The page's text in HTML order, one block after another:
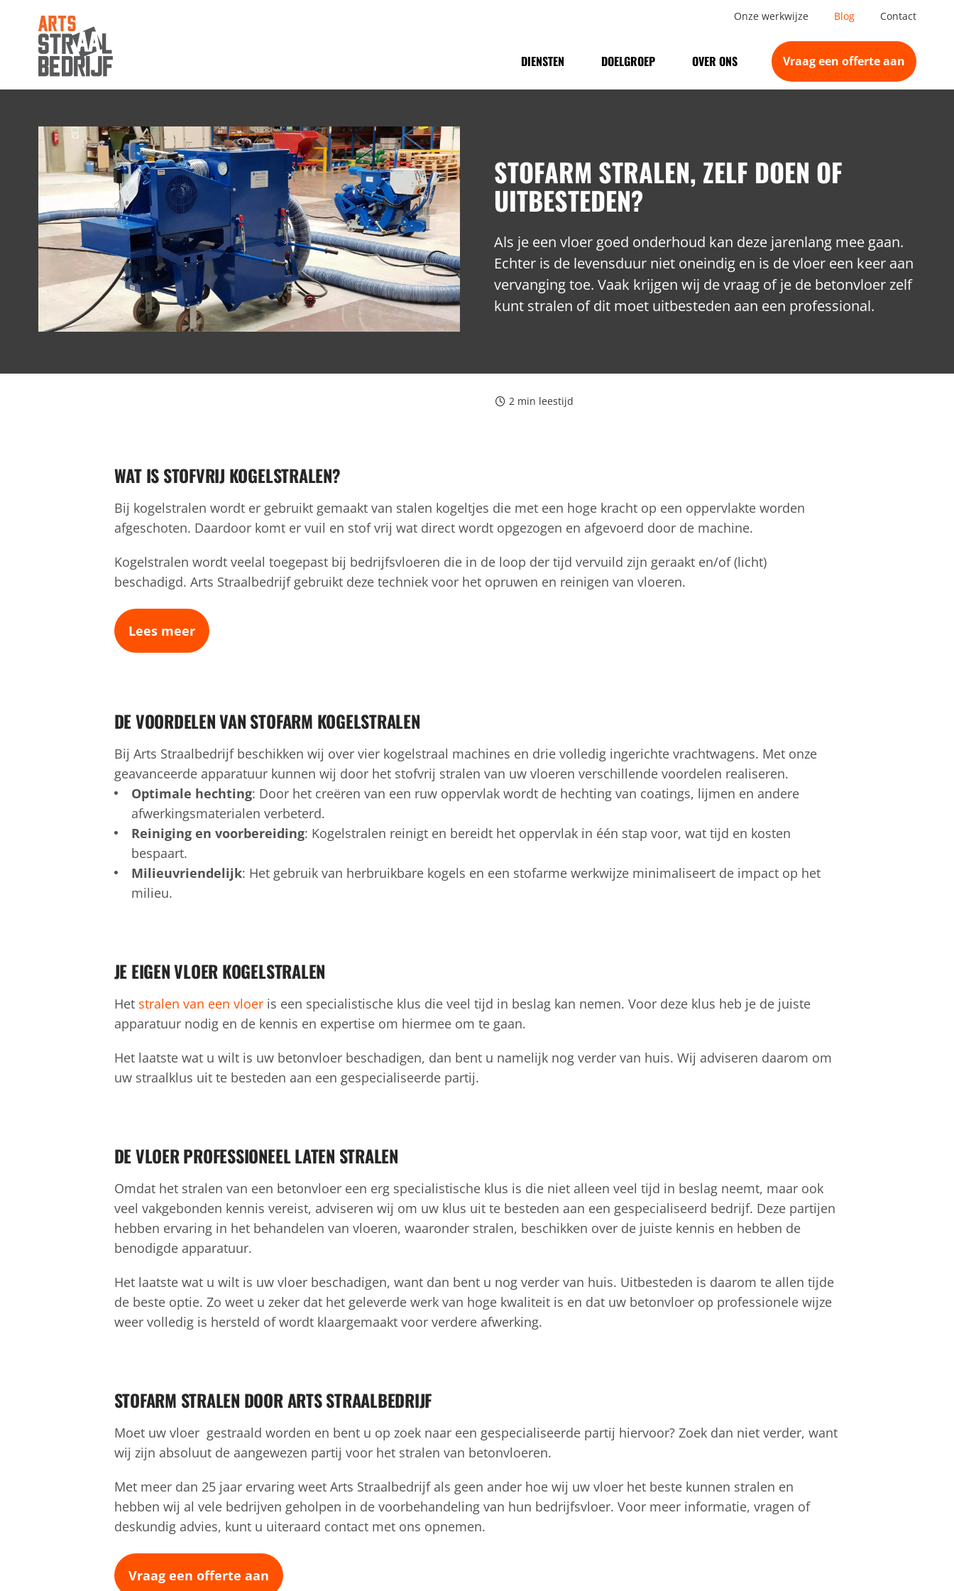
Onze werkwijze Blog Contact
DIENSTEN DOELGROEP OVER ONS Vraag een offerte aan
STOFARM STRALEN, ZELF DOEN OF
UITBESTEDEN?
Als je een vloer goed onderhoud kan deze jarenlang mee gaan.
Echter is de levensduur niet oneindig en is de vloer een keer aan
vervanging toe. Vaak krijgen wij de vraag of je de betonvloer zelf
kunt stralen of dit moet uitbesteden aan een professional.
2 min leestijd
WAT IS STOFVRIJ KOGELSTRALEN?
Bij kogelstralen wordt er gebruikt gemaakt van stalen kogeltjes die met een hoge kracht op een oppervlakte worden
afgeschoten. Daardoor komt er vuil en stof vrij wat direct wordt opgezogen en afgevoerd door de machine.
Kogelstralen wordt veelal toegepast bij bedrijfsvloeren die in de loop der tijd vervuild zijn geraakt en/of (licht)
beschadigd. Arts Straalbedrijf gebruikt deze techniek voor het opruwen en reinigen van vloeren.
Lees meer
DE VOORDELEN VAN STOFARM KOGELSTRALEN
Bij Arts Straalbedrijf beschikken wij over vier kogelstraal machines en drie volledig ingerichte vrachtwagens. Met onze
geavanceerde apparatuur kunnen wij door het stofvrij stralen van uw vloeren verschillende voordelen realiseren.
Optimale hechting: Door het creëren van een ruw oppervlak wordt de hechting van coatings, lijmen en andere
afwerkingsmaterialen verbeterd.
Reiniging en voorbereiding: Kogelstralen reinigt en bereidt het oppervlak in één stap voor, wat tijd en kosten
bespaart.
Milieuvriendelijk: Het gebruik van herbruikbare kogels en een stofarme werkwijze minimaliseert de impact op het
milieu.
JE EIGEN VLOER KOGELSTRALEN
Het stralen van een vloeris een specialistische klus die veel tijd in beslag kan nemen. Voor deze klus heb je de juiste
apparatuur nodig en de kennis en expertise om hiermee om te gaan.
Het laatste wat u wilt is uw betonvloer beschadigen, dan bent u namelijk nog verder van huis. Wij adviseren daarom om
uw straalklus uit te besteden aan een gespecialiseerde partij.
DE VLOER PROFESSIONEEL LATEN STRALEN
Omdat het stralen van een betonvloer een erg specialistische klus is die niet alleen veel tijd in beslag neemt, maar ook
veel vakgebonden kennis vereist, adviseren wij om uw klus uit te besteden aan een gespecialiseerd bedrijf. Deze partijen
hebben ervaring in het behandelen van vloeren, waaronder stralen, beschikken over de juiste kennis en hebben de
benodigde apparatuur.
Het laatste wat u wilt is uw vloer beschadigen, want dan bent u nog verder van huis. Uitbesteden is daarom te allen tijde
de beste optie. Zo weet u zeker dat het geleverde werk van hoge kwaliteit is en dat uw betonvloer op professionele wijze
weer volledig is hersteld of wordt klaargemaakt voor verdere afwerking.
STOFARM STRALEN DOOR ARTS STRAALBEDRIJF
Moet uw vloer gestraald worden en bent u op zoek naar een gespecialiseerde partij hiervoor? Zoek dan niet verder, want
wij zijn absoluut de aangewezen partij voor het stralen van betonvloeren.
Met meer dan 25 jaar ervaring weet Arts Straalbedrijf als geen ander hoe wij uw vloer het beste kunnen stralen en
hebben wij al vele bedrijven geholpen in de voorbehandeling van hun bedrijfsvloer. Voor meer informatie, vragen of
deskundig advies, kunt u uiteraard contact met ons opnemen.
Vraag een offerte aan